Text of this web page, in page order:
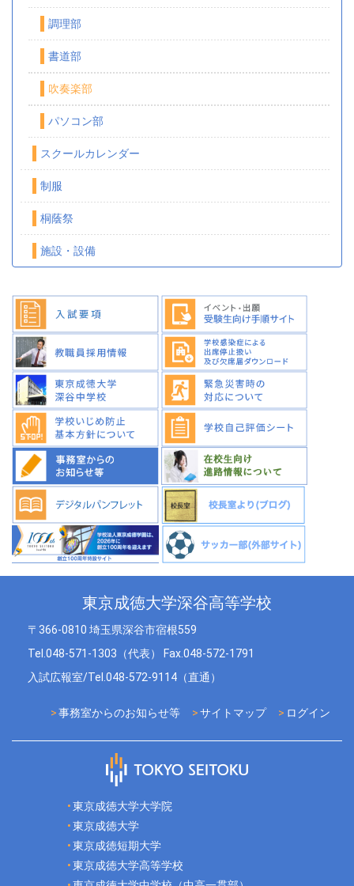
調理部
書道部
吹奏楽部
パソコン部
スクールカレンダー
制服
桐蔭祭
施設・設備
東京成徳大学深谷高等学校
〒366-0810 埼玉県深谷市宿根559
Tel.048-571-1303（代表） Fax.048-572-1791
入試広報室/Tel.048-572-9114（直通）
ログイン
サイトマップ
事務室からのお知らせ等
東京成徳大学大学院
東京成徳大学
東京成徳短期大学
東京成徳大学高等学校